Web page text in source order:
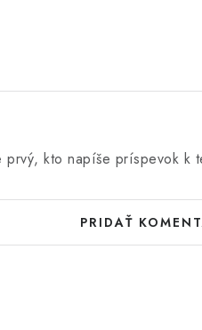
prvý, kto napíše príspevok k
PRIDAŤ